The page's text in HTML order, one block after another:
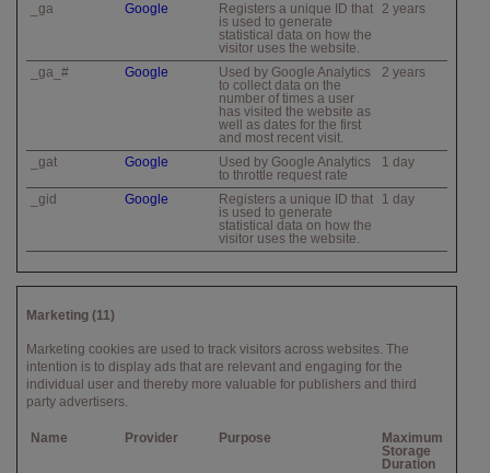
_ga
Google
Registers a unique ID that
is used to generate
statistical data on how the
visitor uses the website.
2 years
_ga_# Google
Used by Google Analytics
to collect data on the
number of times a user
has visited the website as
well as dates for the first
and most recent visit.
2 years
_gat Google
Used by Google Analytics
to throttle request rate
1 day
_gid Google
Registers a unique ID that
is used to generate
statistical data on how the
visitor uses the website.
1 day
Marketing (11)
Marketing cookies are used to track visitors across websites. The
intention is to display ads that are relevant and engaging for the
individual user and thereby more valuable for publishers and third
party advertisers.
Name Provider Purpose
Maximum
Storage
Duration